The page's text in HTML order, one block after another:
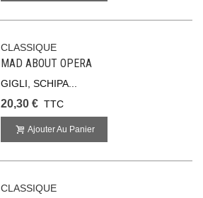
CLASSIQUE
MAD ABOUT OPERA
GIGLI, SCHIPA...
20,30 € TTC
Ajouter Au Panier
CLASSIQUE